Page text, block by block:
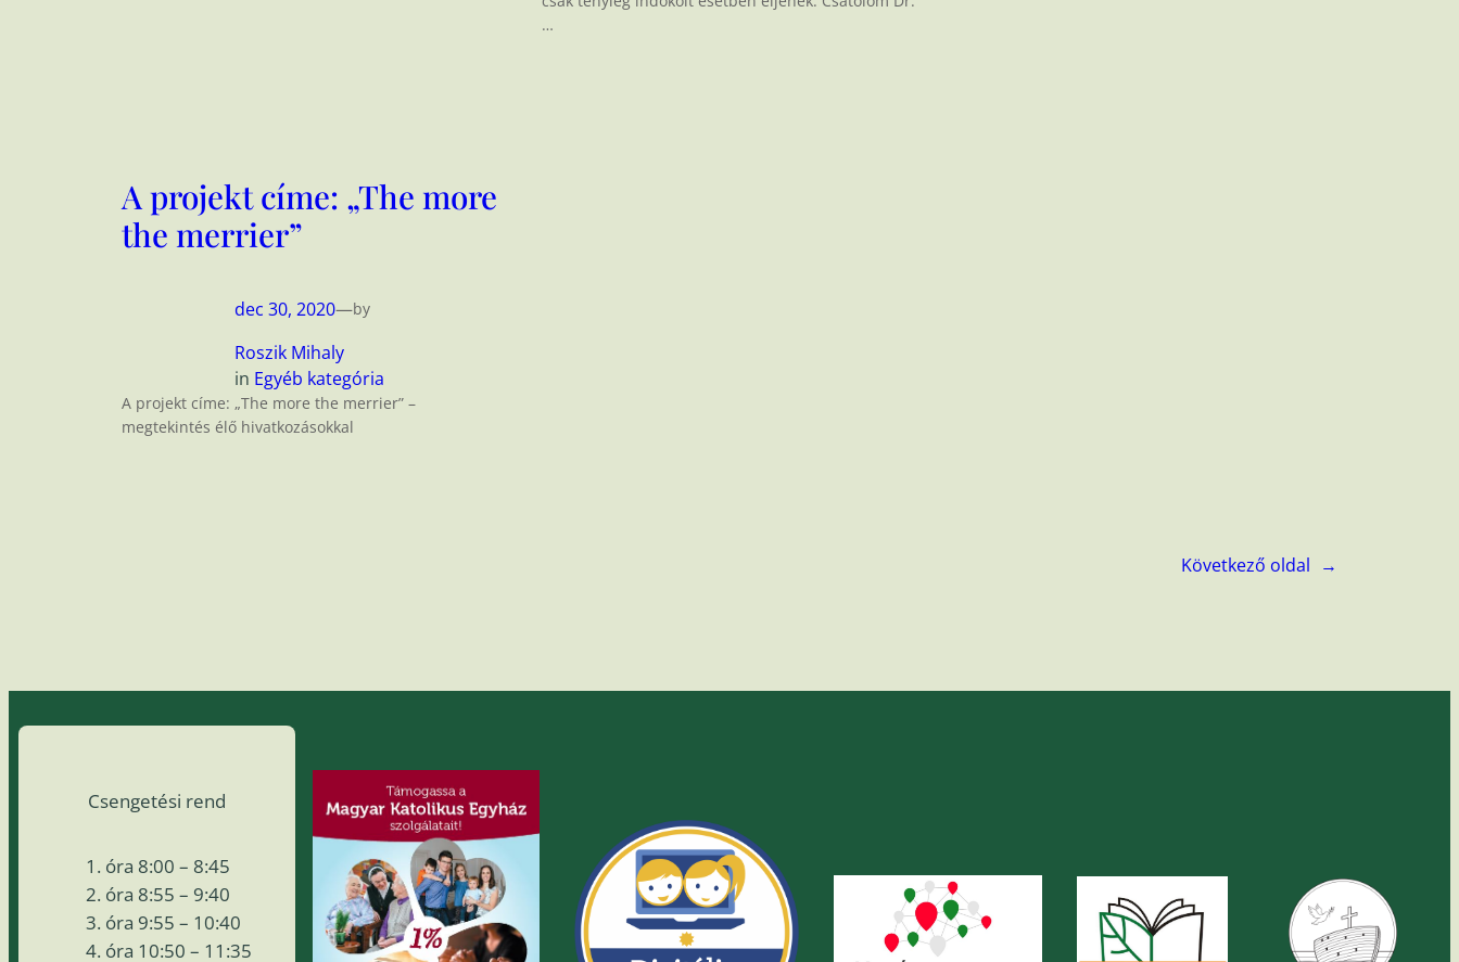
…
A projekt címe: „The more
the merrier”
dec 30, 2020—by
Roszik Mihaly
in Egyéb kategória
A projekt címe: „The more the merrier” –
megtekintés élő hivatkozásokkal
Következő oldal →
Csengetési rend
óra 8:00 – 8:45
óra 8:55 – 9:40
óra 9:55 – 10:40
óra 10:50 – 11:35